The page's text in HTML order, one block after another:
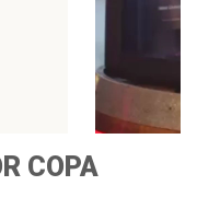
COPA
a través de
a través de
producto